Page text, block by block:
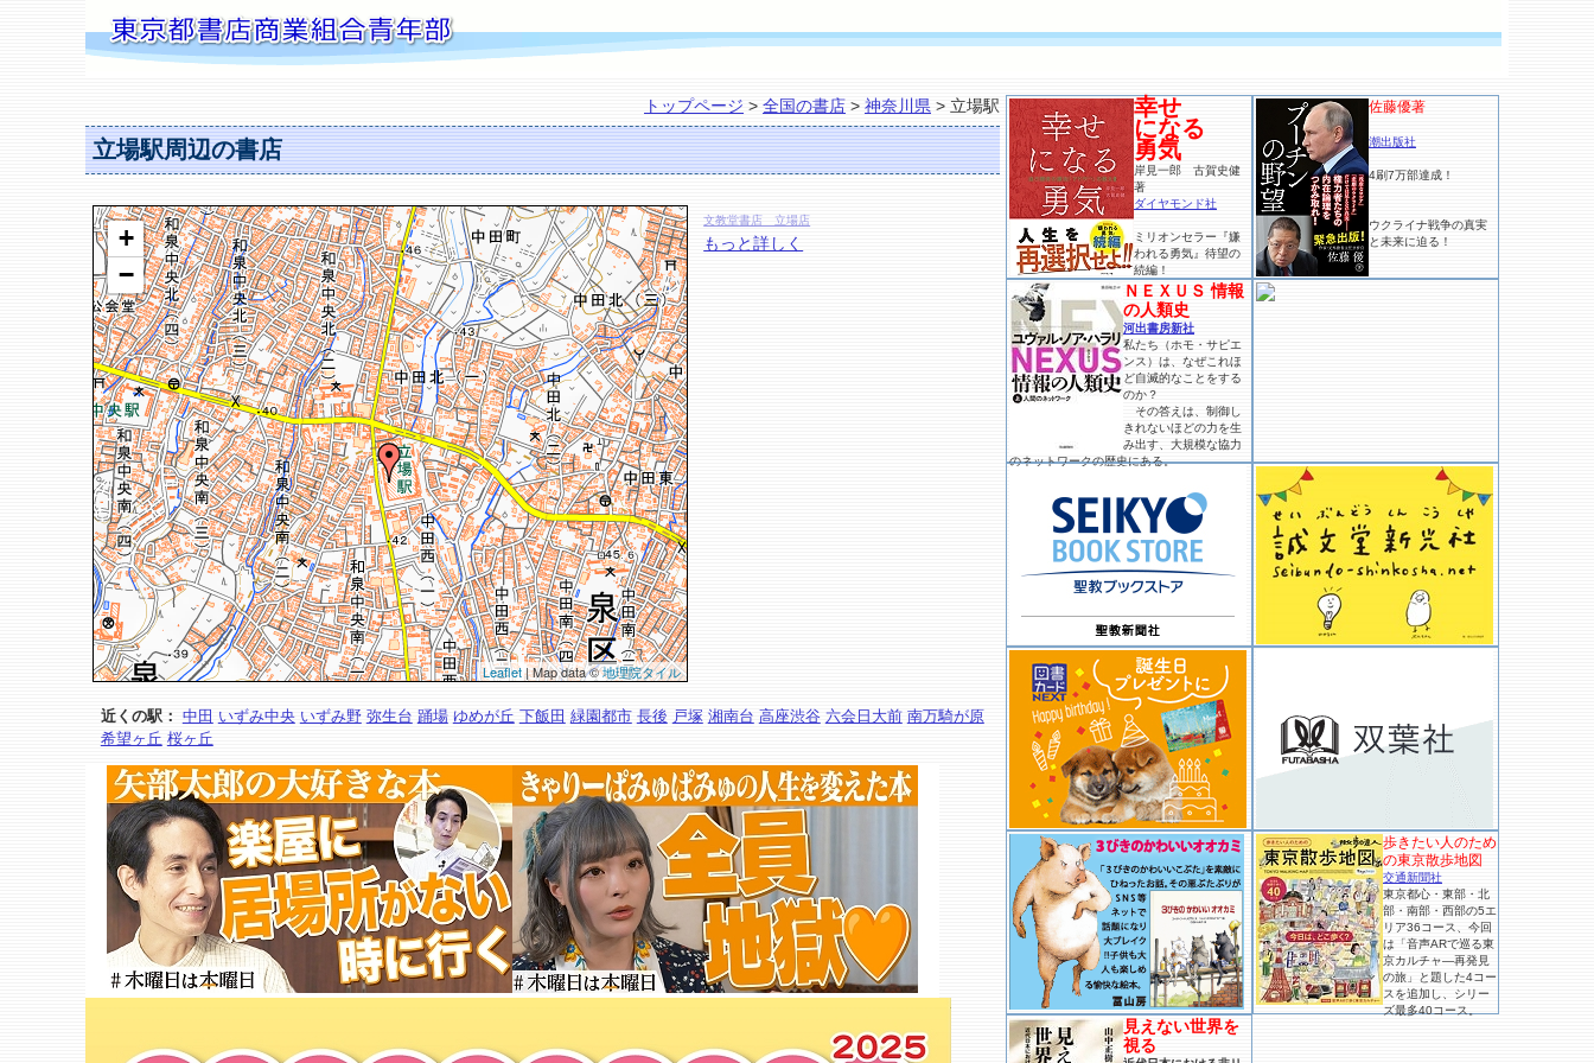
トップページ > 全国の書店 > 神奈川県 > 立場駅
立場駅周辺の書店
+
−
Leaflet| Map data ©地理院タイル
文教堂書店 立場店
もっと詳しく
近くの駅： 中田 いずみ中央 いずみ野 弥生台 踊場 ゆめが丘 下飯田 緑園都市 長後 戸塚 湘南台 高座渋谷 六会日大前 南万騎が原
希望ヶ丘 桜ヶ丘
幸せ
になる
勇気
岸見一郎 古賀史健
著
ダイヤモンド社
ミリオンセラー『嫌
われる勇気』待望の
続編！
佐藤優著
潮出版社
4刷7万部達成！
ウクライナ戦争の真実
と未来に迫る！
ＮＥＸＵＳ 情報
の人類史
河出書房新社
私たち（ホモ・サピエ
ンス）は、なぜこれほ
ど自滅的なことをする
のか？
その答えは、制御し
きれないほどの力を生
み出す、大規模な協力
のネットワークの歴史にある。
歩きたい人のため
の東京散歩地図
交通新聞社
東京都心・東部・北
部・南部・西部の5エ
リア36コース、今回
は「音声ARで巡る東
京カルチャ―再発見
の旅」と題した4コー
スを追加し、シリー
ズ最多40コース。
見えない世界を
視る